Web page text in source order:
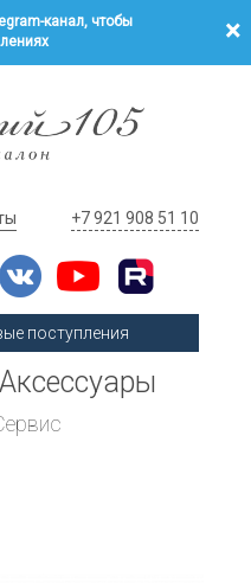
канал, чтобы
+7 921 908 51 10
поступления
Аксессуары